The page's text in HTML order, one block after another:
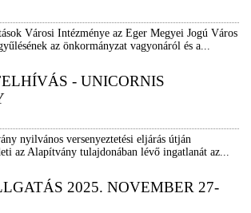
Városi Intézménye az Eger Megyei Jogú Város
az önkormányzat vagyonáról és a...
- UNICORNIS
nyilvános versenyeztetési eljárás útján
az Alapítvány tulajdonában lévő ingatlanát az...
2025. NOVEMBER 27-